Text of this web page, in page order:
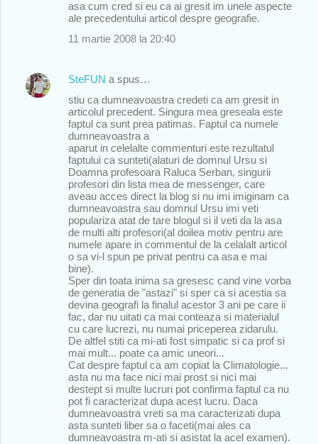
asa cum cred si eu ca ai gresit im unele aspecte
ale precedentului articol despre geografie.
11 martie 2008 la 20:40
SteFUN a spus…
stiu ca dumneavoastra credeti ca am gresit in
articolul precedent. Singura mea greseala este
faptul ca sunt prea patimas. Faptul ca numele
dumneavoastra a
aparut in celelalte commenturi este rezultatul
faptului ca sunteti(alaturi de domnul Ursu si
Doamna profesoara Raluca Serban, singurii
profesori din lista mea de messenger, care
aveau acces direct la blog si nu imi imiginam ca
dumneavoastra sau domnul Ursu imi veti
populariza atat de tare blogul si il veti da la asa
de multi alti profesori(al doilea motiv pentru are
numele apare in commentul de la celalalt articol
o sa vi-l spun pe privat pentru ca asa e mai
bine).
Sper din toata inima sa gresesc cand vine vorba
de generatia de "astazi" si sper ca si acestia sa
devina geografi la finalul acestor 3 ani pe care ii
fac, dar nu uitati ca mai conteaza si materialul
cu care lucrezi, nu numai priceperea zidarulu.
De altfel stiti ca mi-ati fost simpatic si ca prof si
mai mult... poate ca amic uneori...
Cat despre faptul ca am copiat la Climatologie...
asta nu ma face nici mai prost si nici mai
destept si multe lucruri pot confirma faptul ca nu
pot fi caracterizat dupa acest lucru. Daca
dumneavoastra vreti sa ma caracterizati dupa
asta sunteti liber sa o faceti(mai ales ca
dumneavoastra m-ati si asistat la acel examen).